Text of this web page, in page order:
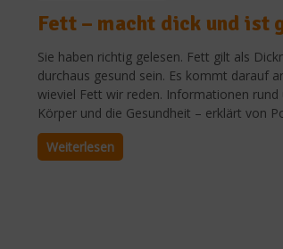
Fett – macht dick und ist
Sie haben richtig gelesen. Fett gilt als
durchaus gesund sein. Es kommt darauf
wieviel Fett wir reden. Informationen rund
Körper und die Gesundheit – erklärt von
Weiterlesen